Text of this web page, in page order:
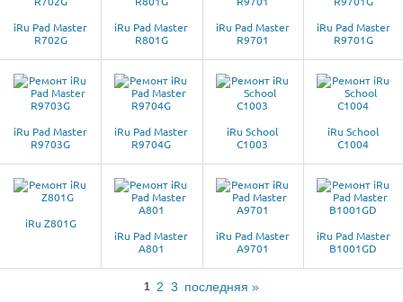
iRu Pad Master
R702G
iRu Pad Master
R801G
iRu Pad Master
R9701
iRu Pad Master
R9701G
iRu Pad Master
R9703G
iRu Pad Master
R9704G
iRu School
C1003
iRu School
C1004
iRu Z801G
iRu Pad Master
A801
iRu Pad Master
A9701
iRu Pad Master
B1001GD
1 2 3 последняя »